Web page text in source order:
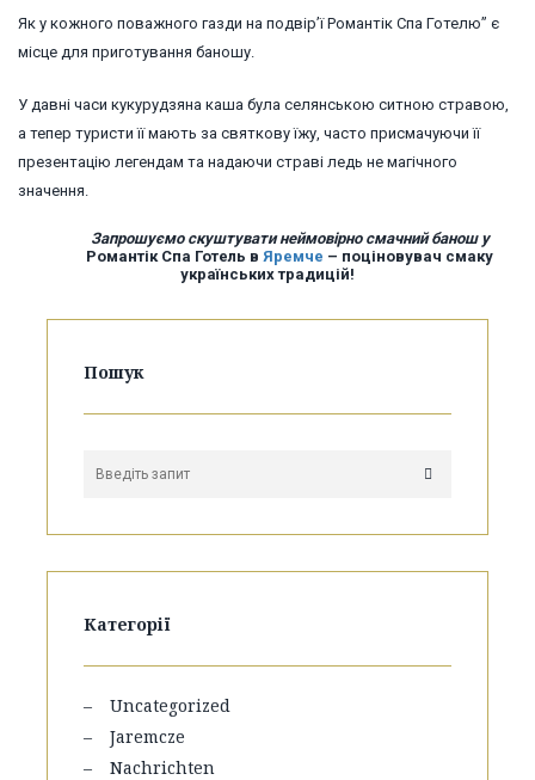
Як у кожного поважного газди на подвір’ї Романтік Спа Готелю” є
місце для приготування баношу.
У давні часи кукурудзяна каша була селянською ситною стравою,
а тепер туристи її мають за святкову їжу, часто присмачуючи її
презентацію легендам та надаючи страві ледь не магічного
значення.
Запрошуємо скуштувати неймовірно смачний банош у
Романтік Спа Готель в Яремче – поціновувач смаку
українських традицій!
Пошук
Категорії
Uncategorized
Jaremcze
Nachrichten